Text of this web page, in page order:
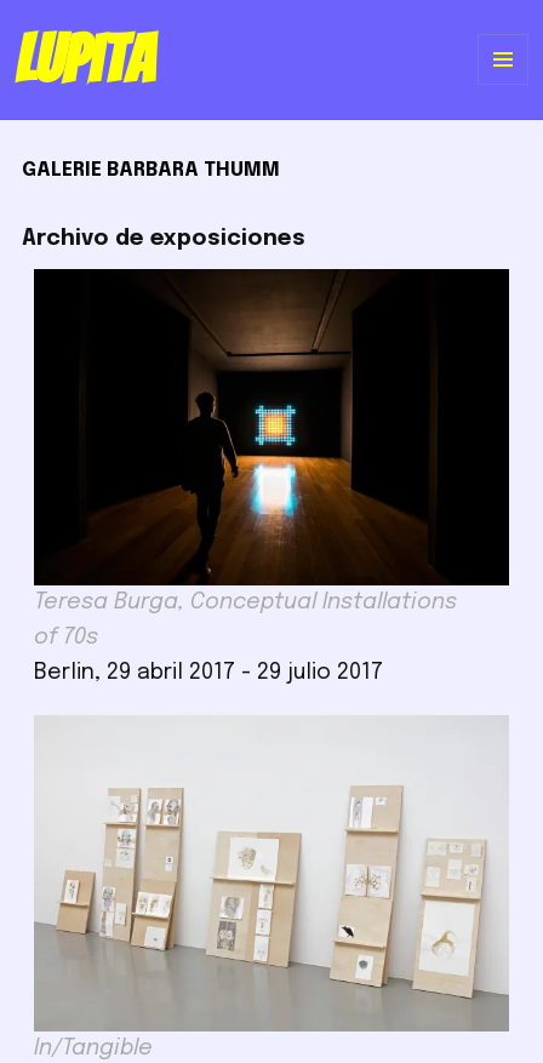
Lupita
GALERIE BARBARA THUMM
Archivo de exposiciones
Teresa Burga, Conceptual Installations
of 70s
Berlin, 29 abril 2017 - 29 julio 2017
In/Tangible